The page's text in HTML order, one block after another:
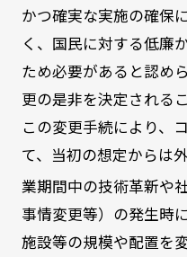
かつ確実な実施の確保
く、国民に対する低廉
ため必要があると認め
更の是非を決定される
この変更手続により、
て、当初の想定からは
業期間中の技術革新や
事情変更等）の発生時
施設等の規模や配置を